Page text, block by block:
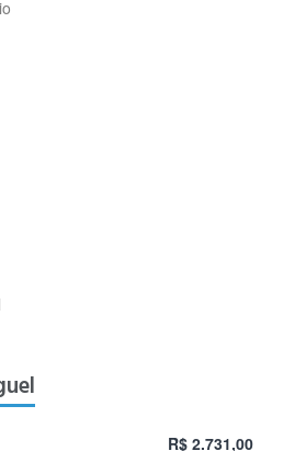
R$ 2.731,00